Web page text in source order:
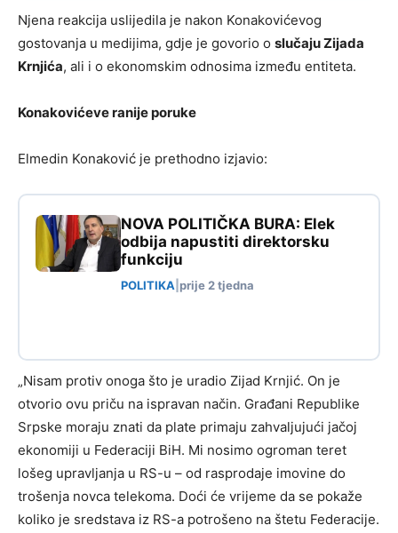
Njena reakcija uslijedila je nakon Konakovićevog
gostovanja u medijima, gdje je govorio o slučaju Zijada
Krnjića, ali i o ekonomskim odnosima između entiteta.
Konakovićeve ranije poruke
Elmedin Konaković je prethodno izjavio:
NOVA POLITIČKA BURA: Elek
odbija napustiti direktorsku
funkciju
POLITIKA prije 2 tjedna
„Nisam protiv onoga što je uradio Zijad Krnjić. On je
otvorio ovu priču na ispravan način. Građani Republike
Srpske moraju znati da plate primaju zahvaljujući jačoj
ekonomiji u Federaciji BiH. Mi nosimo ogroman teret
lošeg upravljanja u RS-u – od rasprodaje imovine do
trošenja novca telekoma. Doći će vrijeme da se pokaže
koliko je sredstava iz RS-a potrošeno na štetu Federacije.